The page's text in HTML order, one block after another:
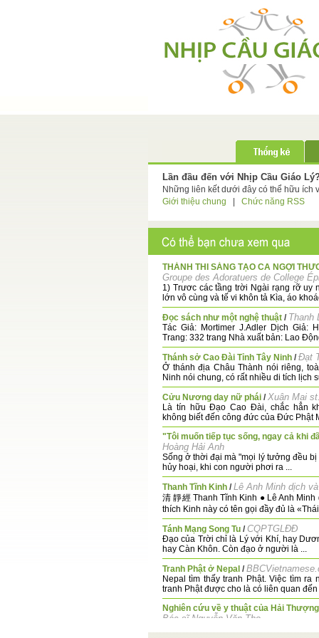
Lần đầu đến với Nhịp Cầu Giáo
Những liên kết dưới đây có thể hữu ích
Giới thiệu chung
Chức năng RSS
THÁNH THI SÁNG TẠO CA NGỢI
Groupe des Adoratuers de College
1) Trươc các tầng trời Ngài rạng rỡ uy
lớn vô cùng và tế vi khôn tả Kìa, áo
Đọc sách như một nghệ thuật / Thanh
Tác Giả: Mortimer J.Adler Dịch Giả:
Trang: 332 trang Nhà xuất bản: Lao
Thánh sở Cao Đài Tỉnh Tây Ninh /Đạt
Ở thánh địa Châu Thành nói riêng,
Ninh nói chung, có rất nhiều di tích lịch
Cửu Nương day nữ phái /Xuân Mai st.
Là tín hữu Đạo Cao Đài, chắc hẳn
không biết đến công đức của Đức Phật
"Tôi muốn tiếp tục sống, ngay cả khi
Hoàng Hải Anh
Sống ở thời đại mà "mọi lý tưởng đều bị
hủy hoại, khi con người phơi ra ...
Thanh Tĩnh Kinh /Lê Anh Minh dịch
清 靜經 Thanh Tĩnh Kinh ● Lê Anh Minh
thích Kinh này có tên gọi đầy đủ là
Tánh Mạng Song Tu /CQPTGLĐĐ
Đạo của Trời chỉ là Lý với Khí, hay
hay Càn Khôn. Còn đạo ở người là ...
Tranh Phật ở Nepal /
Nepal tìm thấy tranh Phật. Việc tìm ra
tranh Phật được cho là có liên quan đến
Nghiên cứu về y thuật của Hải
Bác sĩ Nguyễn Văn Thọ